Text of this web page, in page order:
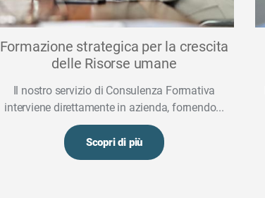
Formazione strategica per la crescita
delle Risorse umane
Il nostro servizio di Consulenza Formativa
interviene direttamente in azienda, fornendo...
Scopri di più